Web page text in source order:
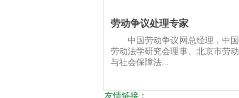
劳动争议处理专家
中国劳动争议网总经理，中国
劳动法学研究会理事、北京市劳动
与社会保障法...
友情链接：